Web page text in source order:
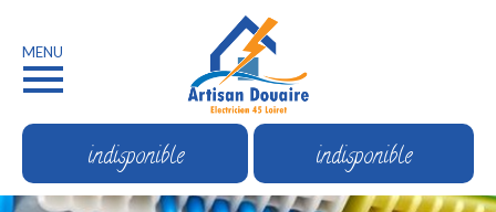
MENU
indisponible indisponible